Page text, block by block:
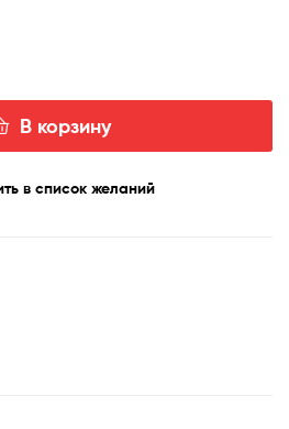
В корзину
в список желаний